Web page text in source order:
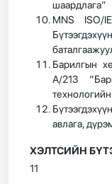
шаардлага”
MNS ISO/
Барилгын
А/213
авлага,
ХЭЛТСИЙН
11